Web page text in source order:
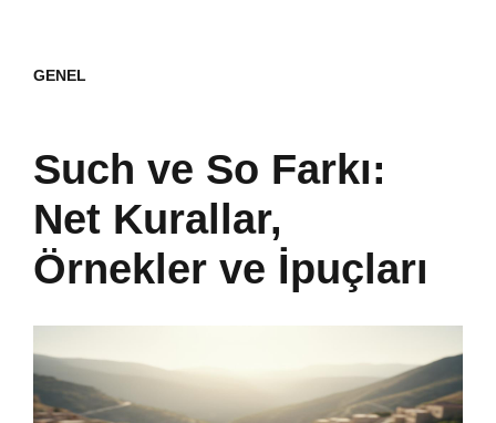
GENEL
Such ve So Farkı:
Net Kurallar,
Örnekler ve İpuçları